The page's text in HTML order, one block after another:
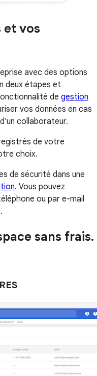
et vos
avec des options
deux étapes et
de gestion
vos données en cas
collaborateur.
de votre
choix.
de sécurité dans une
. Vous pouvez
ou par e-mail
sans frais.